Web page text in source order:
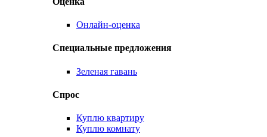
Онлайн-оценка
Специальные предложения
Зеленая гавань
Спрос
Куплю квартиру
Куплю комнату